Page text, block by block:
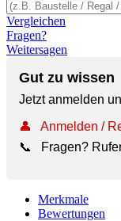
Vergleichen
Fragen?
Weitersagen
Gut zu wissen
Jetzt anmelden
👤
Anmelden /
📞
Fragen?
Merkmale
Bewertungen